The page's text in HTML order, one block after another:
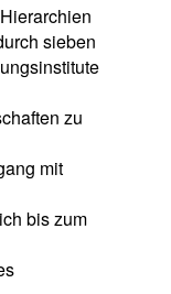
sieben
zu
mit
bis zum